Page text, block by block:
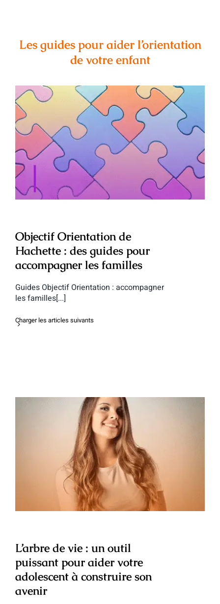
Les guides pour aider l’orientation
de votre enfant
Objectif Orientation de Hachette : des
guides pour accompagner les familles
Objectif Orientation de
Hachette : des guides pour
accompagner les familles
Guides Objectif Orientation : accompagner
les familles[...]
Charger les articles suivants
L’arbre de vie : un outil puissant pour
aider votre adolescent à construire son
avenir
L’arbre de vie : un outil
puissant pour aider votre
adolescent à construire son
avenir